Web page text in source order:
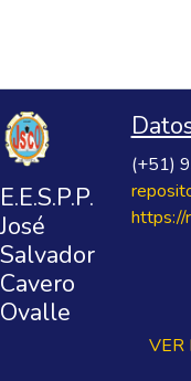
E.E.S.P.P.
José
Salvador
Cavero
Ovalle
(+51)
https://
VER